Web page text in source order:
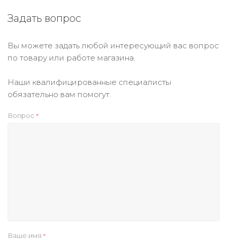
Задать вопрос
Вы можете задать любой интересующий вас вопрос
по товару или работе магазина.
Наши квалифицированные специалисты
обязательно вам помогут.
Вопрос *
Ваше имя *